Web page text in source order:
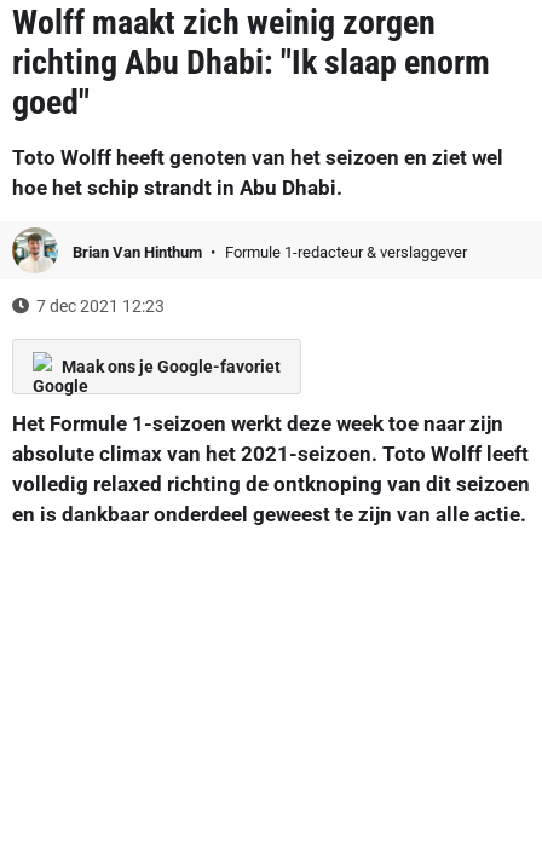
Wolff maakt zich weinig zorgen
richting Abu Dhabi: "Ik slaap enorm
goed"
Toto Wolff heeft genoten van het seizoen en ziet wel
hoe het schip strandt in Abu Dhabi.
Brian Van Hinthum Formule 1-redacteur & verslaggever
7 dec 2021 12:23
Maak ons je Google-favoriet
Het Formule 1-seizoen werkt deze week toe naar zijn
absolute climax van het 2021-seizoen. Toto Wolff leeft
volledig relaxed richting de ontknoping van dit seizoen
en is dankbaar onderdeel geweest te zijn van alle actie.